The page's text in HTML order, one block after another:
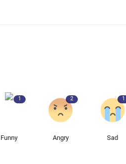
1
Funny
2
Angry
1
Sad